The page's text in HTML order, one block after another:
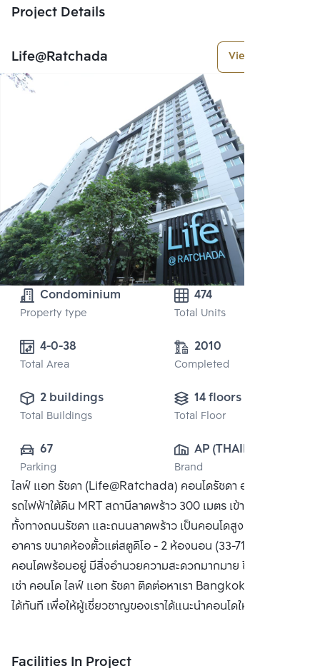
Project Details
Life@Ratchada View More
Condominium
Property type
474
Total Units
Total Area
2010
Completed
2 buildings
Total Buildings
14 floors
Total Floor
67
Parking
AP (THAILAND)
PUBLIC CO.,
LTD.
Brand
ไลฟ์ แอท รัชดา (Life@Ratchada) คอนโดรัชดา อยู่ใกล้
รถไฟฟ้าใต้ดิน MRT สถานีลาดพร้าว 300 เมตร เข้าออกสะดวก
ทั้งทางถนนรัชดา และถนนลาดพร้าว เป็นคอนโดสูงแบ่งเป็น 2
อาคาร ขนาดห้องตั้วแต่สตูดิโอ - 2 ห้องนอน (33-71.5 ตร.ม.)
คอนโดพร้อมอยู่ มีสิ่งอำนวยความสะดวกมากมาย ซื้อ ขาย หรือ
เช่า คอนโด ไลฟ์ แอท รัชดา ติดต่อหาเรา Bangkok CitiSmart
ได้ทันที เพื่อให้ผู้เชี่ยวชาญของเราได้แนะนำคอนโดให้กับท่าน
Facilities In Project